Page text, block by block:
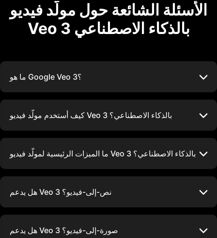
الأسئلة الشائعة حول مولّد فيديو
Veo 3 بالذكاء الاصطناعي
ما هو Google Veo 3؟
كيف أستخدم مولّد فيديو Veo 3 بالذكاء الاصطناعي؟
ما الميزات الرئيسية لمولّد فيديو Veo 3 بالذكاء الاصطناعي؟
هل يدعم Veo 3 نص-إلى-فيديو؟
هل يدعم Veo 3 صورة-إلى-فيديو؟